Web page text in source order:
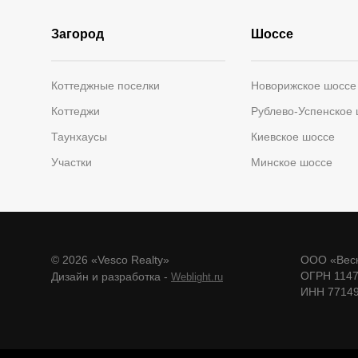
Загород
Коттеджные поселки
Коттеджи
Таунхаусы
Участки
Шоссе
Новорижское шоссе
Рублево-Успенское
Киевское шоссе
Минское шоссе
© 2026 «Vesco Realty»
Дизайн и разработка - Weblight.ru
ООО
ОГРН
ИНН